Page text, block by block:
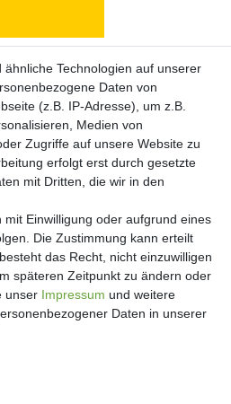
Technologien auf unserer
Daten von
(z.B. IP-Adresse), um z.B.
Medien von
Zugriffe auf unsere Website zu
erfolgt erst durch gesetzte
mit Dritten, die wir in den
Einwilligung oder aufgrund eines
Die Zustimmung kann erteilt
das Recht, nicht einzuwilligen
späteren Zeitpunkt zu ändern oder
unser Impressum und weitere
Daten in unserer